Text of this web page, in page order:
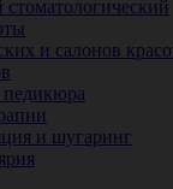
и салонов
и шугаринг